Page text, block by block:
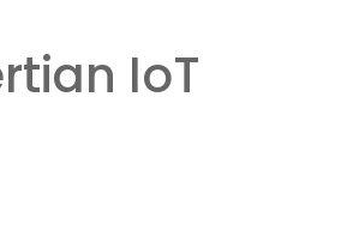
IoT